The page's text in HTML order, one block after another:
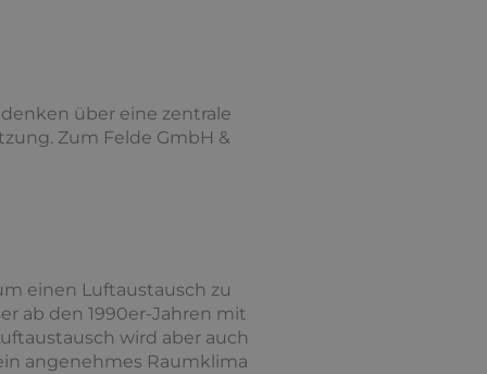
über eine zentrale
Zum Felde GmbH &
einen Luftaustausch zu
ab den 1990er-Jahren mit
wird aber auch
angenehmes Raumklima